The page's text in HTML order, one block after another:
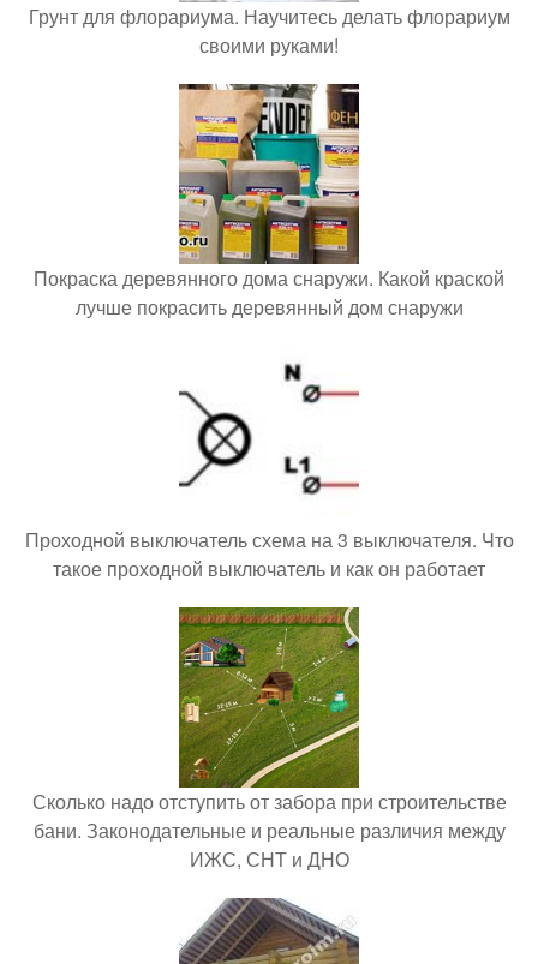
Грунт для флорариума. Научитесь делать флорариум
своими руками!
Покраска деревянного дома снаружи. Какой краской
лучше покрасить деревянный дом снаружи
Проходной выключатель схема на 3 выключателя. Что
такое проходной выключатель и как он работает
Сколько надо отступить от забора при строительстве
бани. Законодательные и реальные различия между
ИЖС, СНТ и ДНО